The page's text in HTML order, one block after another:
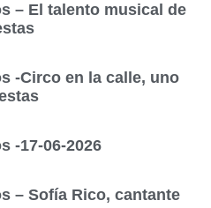
– El talento musical de
-Circo en la calle, uno
-17-06-2026
– Sofía Rico, cantante